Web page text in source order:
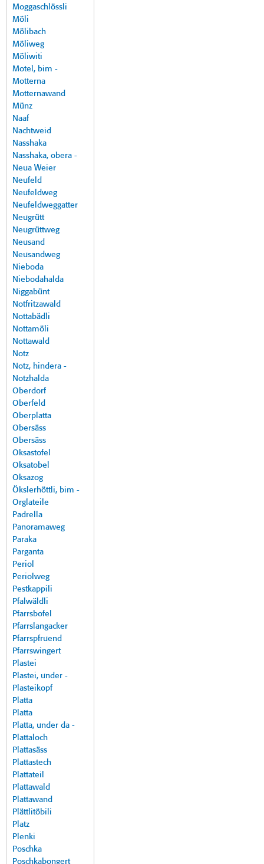
Moggaschlössli
Möli
Mölibach
Möliweg
Möliwiti
Motel, bim -
Motterna
Motternawand
Münz
Naaf
Nachtweid
Nasshaka
Nasshaka, obera -
Neua Weier
Neufeld
Neufeldweg
Neufeldweggatter
Neugrütt
Neugrüttweg
Neusand
Neusandweg
Nieboda
Niebodahalda
Niggabünt
Notfritzawald
Nottabädli
Nottamöli
Nottawald
Notz
Notz, hindera -
Notzhalda
Oberdorf
Oberfeld
Oberplatta
Obersäss
Obersäss
Oksastofel
Oksatobel
Oksazog
Ökslerhöttli, bim -
Orglateile
Padrella
Panoramaweg
Paraka
Parganta
Periol
Periolweg
Pestkappili
Pfalwäldli
Pfarrsbofel
Pfarrslangacker
Pfarrspfruend
Pfarrswingert
Plastei
Plastei, under -
Plasteikopf
Platta
Platta
Platta, under da -
Plattaloch
Plattasäss
Plattastech
Plattateil
Plattawald
Plattawand
Plättlitöbili
Platz
Plenki
Poschka
Poschkabongert